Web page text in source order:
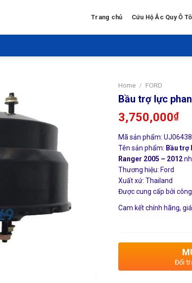
Trang chủ Cứu Hộ Ắc Quy Ô Tô
Home / FORD
Bầu trợ lực
3,750,000₫
Mã sản phẩm:
Tên sản phẩm: Bầu trợ
Ranger 2005 – 2012
Thương hiệu: Ford
Xuất xứ: Thailand
Được cung cấp bởi
Cam kết chính hãng,
Đổi